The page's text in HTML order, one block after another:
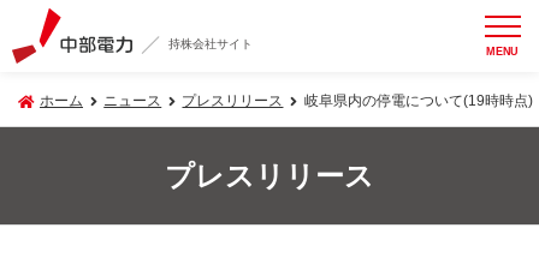
持株会社サイト MENU
ホーム ニュース プレスリリース 岐阜県内の停電について(19時時点)
プレスリリース